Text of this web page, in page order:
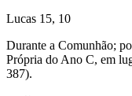
Lucas 15, 10
Durante a Comunhão;
Própria do Ano C, em
387).